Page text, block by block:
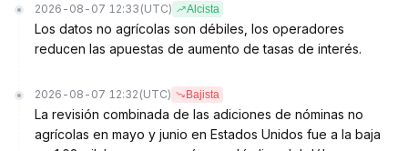
2026-08-07 12:33 (UTC) Alcista
Los datos no agrícolas son débiles, los operadores
reducen las apuestas de aumento de tasas de interés.
2026-08-07 12:32 (UTC) Bajista
La revisión combinada de las adiciones de nóminas no
agrícolas en mayo y junio en Estados Unidos fue a la baja